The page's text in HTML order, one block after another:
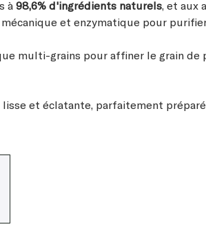
à98,6% d'ingrédients naturels, et aux
et enzymatique pour
multi-grains pour affiner le grain de
lisse et éclatante, parfaitement